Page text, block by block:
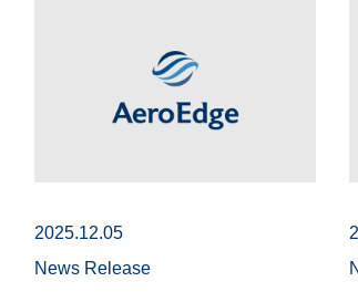
2025.12.05
News Release